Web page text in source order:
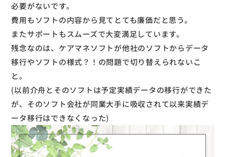
必要がないです。
費用もソフトの内容から見てとても廉価だと思う。
またサポートもスムーズで大変満足しています。
残念なのは、ケアマネソフトが他社のソフトからデータ
移行やソフトの様式？！の問題で切り替えられないこ
と。
(以前介舟とそのソフトは予定実績データの移行ができた
が、そのソフト会社が同業大手に吸収されて以来実績デ
ータ移行はできなくなった)